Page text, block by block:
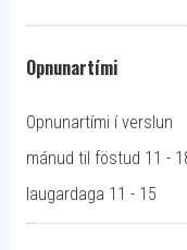
Opnunartími
Opnunartími í verslun
mánud til föstud 11 -
laugardaga 11 - 15